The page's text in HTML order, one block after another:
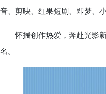
音、剪映、红果短剧、即梦、
怀揣创作热爱，奔赴光影新
名。